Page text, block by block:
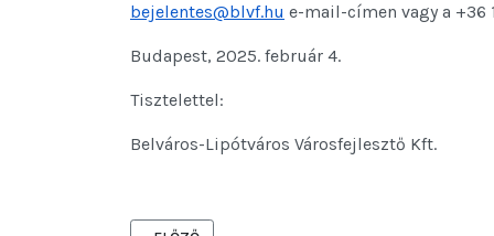
bejelentes@blvf.hu e-mail-címen vagy a +36
Budapest, 2025. február 4.
Tisztelettel:
Belváros-Lipótváros Városfejlesztő Kft.